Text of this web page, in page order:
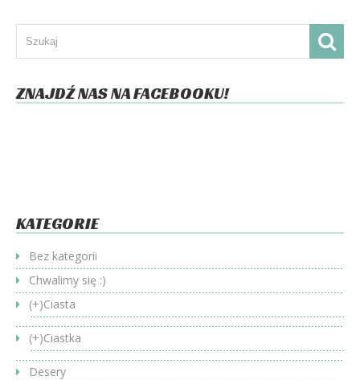
ZNAJDŹ NAS NA FACEBOOKU!
KATEGORIE
Bez kategorii
Chwalimy się :)
(+)Ciasta
(+)Ciastka
Desery